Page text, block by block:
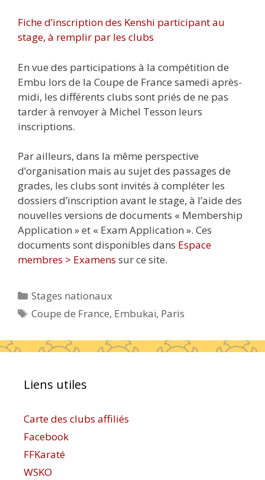
Fiche d’inscription des Kenshi participant au
stage, à remplir par les clubs
En vue des participations à la compétition de
Embu lors de la Coupe de France samedi après-
midi, les différents clubs sont priés de ne pas
tarder à renvoyer à Michel Tesson leurs
inscriptions.
Par ailleurs, dans la même perspective
d’organisation mais au sujet des passages de
grades, les clubs sont invités à compléter les
dossiers d’inscription avant le stage, à l’aide des
nouvelles versions de documents « Membership
Application » et « Exam Application ». Ces
documents sont disponibles dans Espace
membres > Examens sur ce site.
Catégories
Stages nationaux
Étiquettes
Coupe de France, Embukaï, Paris
Liens utiles
Carte des clubs affiliés
Facebook
FFKaraté
WSKO